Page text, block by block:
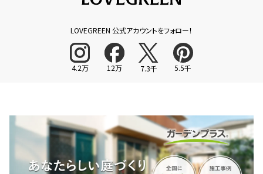
LOVEGREEN 公式アカウントをフォロー！
4.2万 12万 7.3千 5.5千